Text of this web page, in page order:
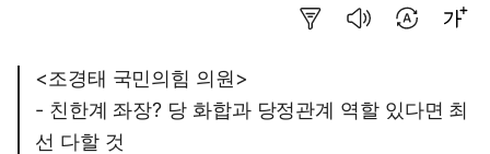
<조경태 국민의힘 의원>
- 친한계 좌장? 당 화합과 당정관계 역할 있다면 최
선 다할 것